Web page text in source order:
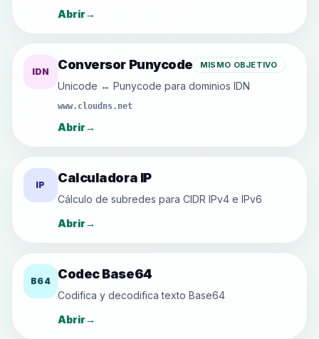
Abrir→
IDN Conversor Punycode MISMO OBJETIVO
Unicode ↔ Punycode para dominios IDN
www.cloudns.net
Abrir→
IP Calculadora IP
Cálculo de subredes para CIDR IPv4 e IPv6
Abrir→
B64 Codec Base64
Codifica y decodifica texto Base64
Abrir→